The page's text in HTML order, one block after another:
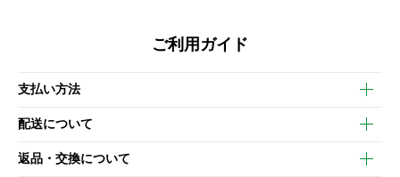
ご利用ガイド
支払い方法
以下のいずれかの方法でお支払いいただけます。
・コンビニ決済
配送について
【発送スケジュール】
返品・交換について